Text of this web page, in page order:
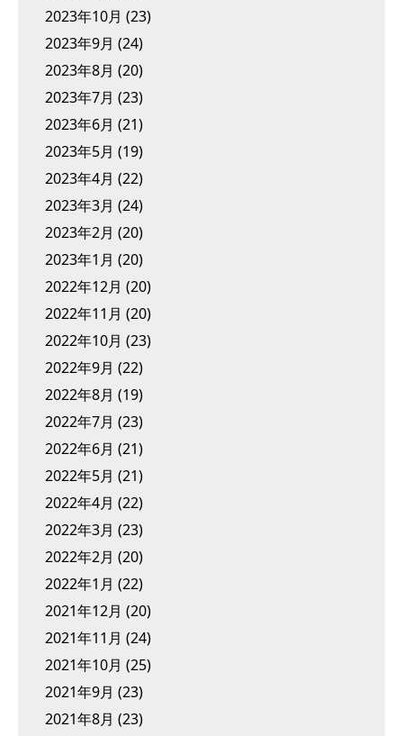
2023年10月 (23)
2023年9月 (24)
2023年8月 (20)
2023年7月 (23)
2023年6月 (21)
2023年5月 (19)
2023年4月 (22)
2023年3月 (24)
2023年2月 (20)
2023年1月 (20)
2022年12月 (20)
2022年11月 (20)
2022年10月 (23)
2022年9月 (22)
2022年8月 (19)
2022年7月 (23)
2022年6月 (21)
2022年5月 (21)
2022年4月 (22)
2022年3月 (23)
2022年2月 (20)
2022年1月 (22)
2021年12月 (20)
2021年11月 (24)
2021年10月 (25)
2021年9月 (23)
2021年8月 (23)